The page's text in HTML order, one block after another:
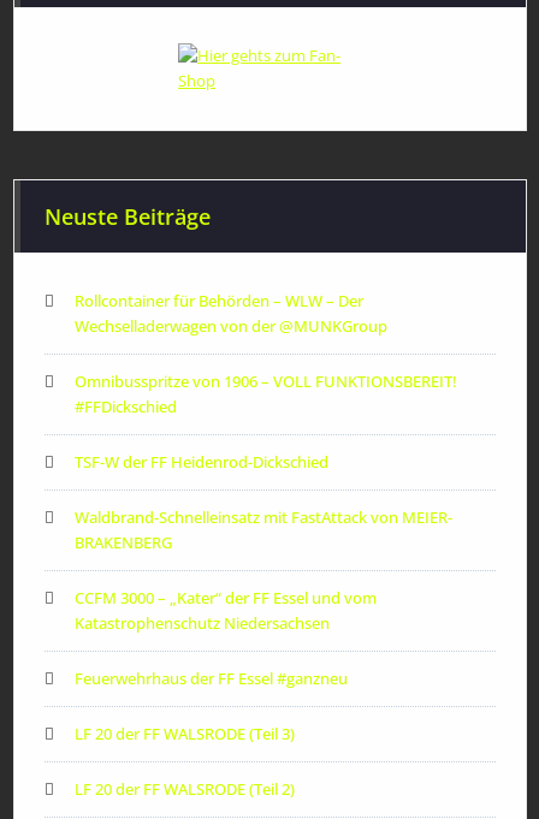
Neuste Beiträge
Rollcontainer für Behörden – WLW – Der
Wechselladerwagen von der ‪@MUNKGroup‬
Omnibusspritze von 1906 – VOLL FUNKTIONSBEREIT!
#FFDickschied
TSF-W der FF Heidenrod-Dickschied
Waldbrand-Schnelleinsatz mit FastAttack von MEIER-
BRAKENBERG
CCFM 3000 – „Kater“ der FF Essel und vom
Katastrophenschutz Niedersachsen
Feuerwehrhaus der FF Essel #ganzneu
LF 20 der FF WALSRODE (Teil 3)
LF 20 der FF WALSRODE (Teil 2)